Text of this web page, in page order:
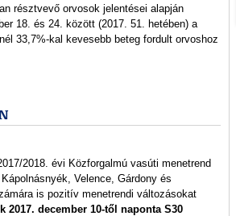
résztvevő orvosok jelentései alapján
18. és 24. között (2017. 51. hetében) a
33,7%-kal kevesebb beteg fordult orvoshoz
2018. évi Közforgalmú vasúti menetrend
Velence, Gárdony és
is pozitív menetrendi változásokat
2017. december 10-től naponta S30